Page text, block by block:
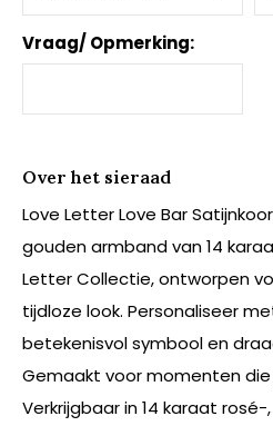
Vraag/ Opmerking:
Over het sieraad
Love Letter Love Bar
gouden armband van 14
Letter Collectie, ontworpen
tijdloze look. Personaliseer
betekenisvol symbool en
Gemaakt voor momenten
Verkrijgbaar in 14 karaat